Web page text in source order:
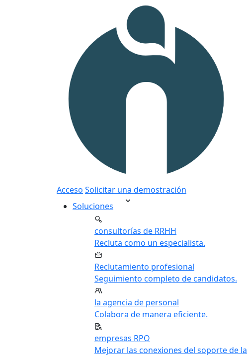
Acceso Solicitar una demostración
Soluciones
consultorías de RRHH
Recluta como un especialista.
Reclutamiento profesional
Seguimiento completo de candidatos.
la agencia de personal
Colabora de manera eficiente.
empresas RPO
Mejorar las conexiones del soporte de la